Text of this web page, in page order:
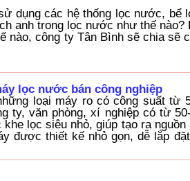
dụng các hệ thống lọc nước, bể
anh trong lọc nước như thế nào?
nào, công ty Tân Bình sẽ chia sẽ
lọc nước bán công nghiệp
loại máy ro có công suất từ
ty, văn phòng, xí nghiệp có từ
lọc siêu nhỏ, giúp tạo ra
được thiết kế nhỏ gọn, dễ lắp